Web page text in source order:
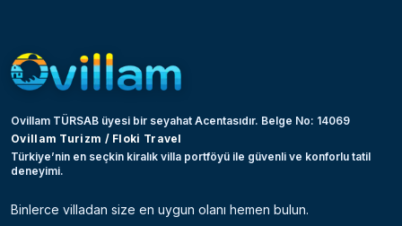
Ovillam TÜRSAB üyesi bir seyahat Acentasıdır. Belge No: 14069
Ovillam Turizm / Floki Travel
Türkiye’nin en seçkin kiralık villa portföyü ile güvenli ve konforlu tatil
deneyimi.
Binlerce villadan size en uygun olanı hemen bulun.